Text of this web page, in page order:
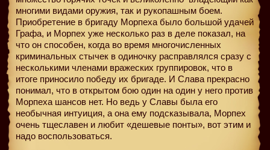
многими видами оружия, так и рукопашным боем.
Приобретение в бригаду Морпеха было большой удачей
Графа, и Морпех уже несколько раз в деле показал, на
что он способен, когда во время многочисленных
криминальных стычек в одиночку расправлялся сразу с
несколькими членами вражеских группировок, что в
итоге приносило победу их бригаде. И Слава прекрасно
понимал, что в открытом бою один на один у него против
Морпеха шансов нет. Но ведь у Славы была его
необычная интуиция, а она ему подсказывала, Морпех
очень тщеславен и любит «дешевые понты», вот этим и
надо воспользоваться.